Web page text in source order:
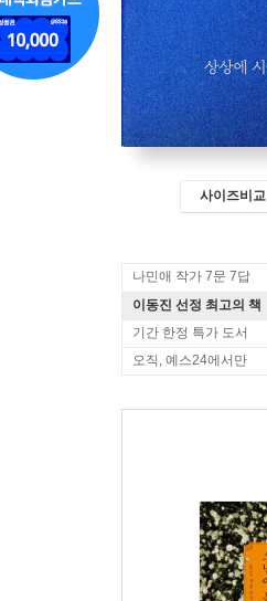
사이즈비교
나민애 작가 7문 7답
이동진 선정 최고의 책
기간 한정 특가 도서
오직, 예스24에서만